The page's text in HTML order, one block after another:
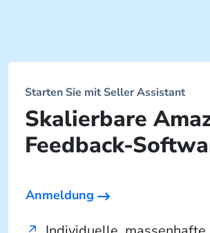
Starten Sie mit Seller Assistant
Skalierbare
Feedback-
Anmeldung